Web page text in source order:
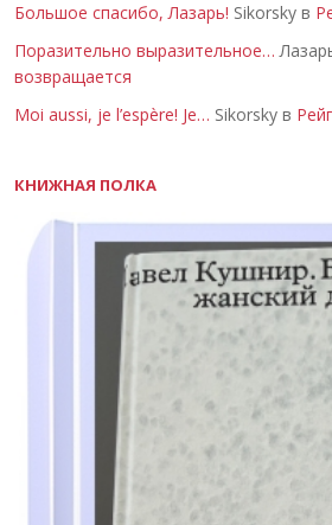
Большое спасибо, Лазарь! Sikorsky в
Поразительно выразительное…
возвращается
Moi aussi, je l’espère! Je… Sikorsky в
КНИЖНАЯ ПОЛКА